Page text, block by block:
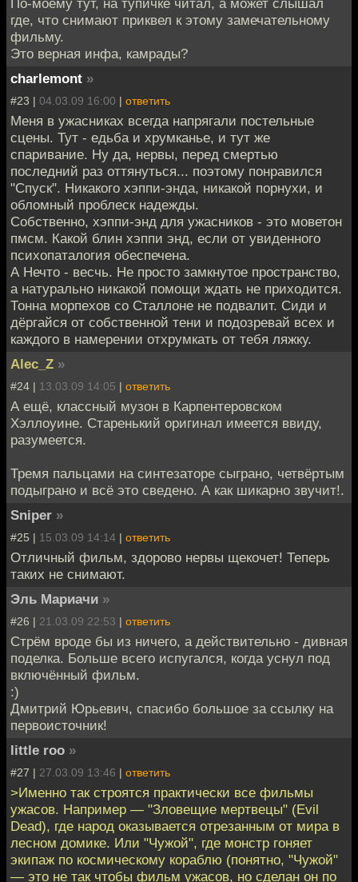
где, что снимают приквел к этому замечательному
фильму.
Это верная инфа, камрады?
charlemont »
#23 | 04.03.09 16:00 | ответить
Меня в ужасниках всегда напрягали постельные
сцены. Тут - едьба и хрумканье, и тут же
спаривание. Ну да, нервы, перед смертью
последний раз оттянуться... поэтому понравился
"Спуск". Никакого хэппи-энда, никакой порнухи, и
обломный проблеск надежды.
Собственно, хэппи-энд для ужасников - это моветон
пмсм. Какой блин хэппи энд, если от увиденного
психопаталогия обеспечена.
А Нечто - весчь. Не просто замкнутое пространство,
а натурально никакой помощи ждать не приходится.
Тонна морпехов со Сталлоне не подвалит. Сиди и
дёргайся от собственной тени и подозревай всех и
каждого в намерении отхрумкать от тебя ляжку.
Alec_Z »
#24 | 13.03.09 14:05 | ответить
А ещё, классный музон в Карпентеровском
Хэллоуине. Старенький оригинал имеется ввиду,
разумеется.
Тремя пальцами на синтезаторе сыграно, четвёртым
подыграно и всё это сведено. А как шикарно звучит!.
Sniper »
#25 | 15.03.09 14:14 | ответить
Отличный фильм, здорово нервы щекочет! Теперь
таких не снимают.
Эль Мариачи »
#26 | 21.03.09 22:53 | ответить
Стрём вроде бы из ничего, а действительно - дивная
поделка. Больше всего испугался, когда уснул под
включённый фильм.
:)
Дмитрий Юрьевич, спасибо большое за ссылку на
первоисточник!
little roo »
#27 | 27.03.09 13:46 | ответить
>Именно так строятся практически все фильмы
ужасов. Например — "Зловещие мертвецы" (Evil
Dead), где народ оказывается отрезанным от мира в
лесном домике. Или "Чужой", где монстр гоняет
экипаж по космическому кораблю (понятно, "Чужой"
— это не так чтобы фильм ужасов, но сделан он по